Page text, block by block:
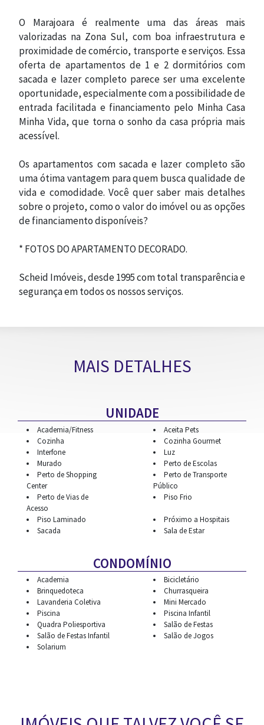
O Marajoara é realmente uma das áreas mais
valorizadas na Zona Sul, com boa infraestrutura e
proximidade de comércio, transporte e serviços. Essa
oferta de apartamentos de 1 e 2 dormitórios com
sacada e lazer completo parece ser uma excelente
oportunidade, especialmente com a possibilidade de
entrada facilitada e financiamento pelo Minha Casa
Minha Vida, que torna o sonho da casa própria mais
acessível.
Os apartamentos com sacada e lazer completo são
uma ótima vantagem para quem busca qualidade de
vida e comodidade. Você quer saber mais detalhes
sobre o projeto, como o valor do imóvel ou as opções
de financiamento disponíveis?
* FOTOS DO APARTAMENTO DECORADO.
Scheid Imóveis, desde 1995 com total transparência e
segurança em todos os nossos serviços.
MAIS DETALHES
UNIDADE
Academia/Fitness
Aceita Pets
Cozinha
Cozinha Gourmet
Interfone
Luz
Murado
Perto de Escolas
Perto de Shopping
Center
Perto de Transporte
Público
Perto de Vias de
Acesso
Piso Frio
Piso Laminado
Próximo a Hospitais
Sacada
Sala de Estar
CONDOMÍNIO
Academia
Bicicletário
Brinquedoteca
Churrasqueira
Lavanderia Coletiva
Mini Mercado
Piscina
Piscina Infantil
Quadra Poliesportiva
Salão de Festas
Salão de Festas Infantil
Salão de Jogos
Solarium